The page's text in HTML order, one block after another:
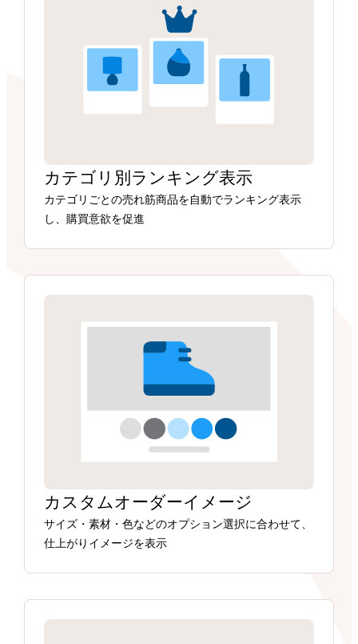
カテゴリ別ランキング表示
カテゴリごとの売れ筋商品を自動でランキング表示
し、購買意欲を促進
カスタムオーダーイメージ
サイズ・素材・色などのオプション選択に合わせて、
仕上がりイメージを表示